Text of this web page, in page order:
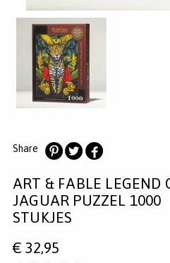
REGISTREREN
KLANTENSERVICE
Share
op
Pinterest
op
Twitter
op
Facebook
ART & FABLE LEGEND
JAGUAR PUZZEL 1000
STUKJES
€ 32,95